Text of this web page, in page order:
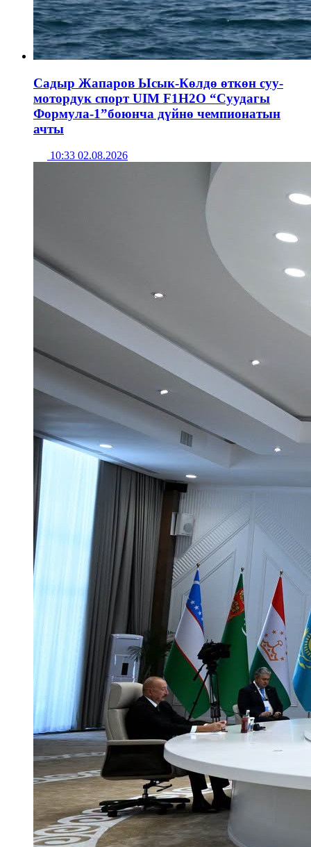
Садыр Жапаров Ысык-Көлдө өткөн суу-
мотордук спорт UIM F1H2O “Суудагы
Формула-1”боюнча дүйнө чемпионатын
ачты
10:33 02.08.2026